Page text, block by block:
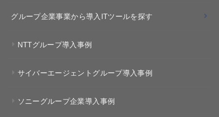
グループ企業事業から導入ITツールを探す
NTTグループ導入事例
サイバーエージェントグループ導入事例
ソニーグループ企業導入事例